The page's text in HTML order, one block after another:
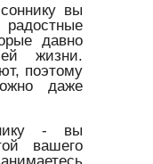
вы
давно
жизни.
поэтому
даже
- вы
вашего